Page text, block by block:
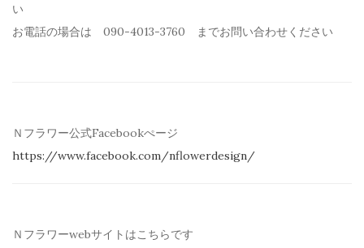
い
お電話の場合は 090-4013-3760 までお問い合わせください
Ｎフラワー公式Facebookぺージ
https://www.facebook.com/nflowerdesign/
Ｎフラワーwebサイトはこちらです